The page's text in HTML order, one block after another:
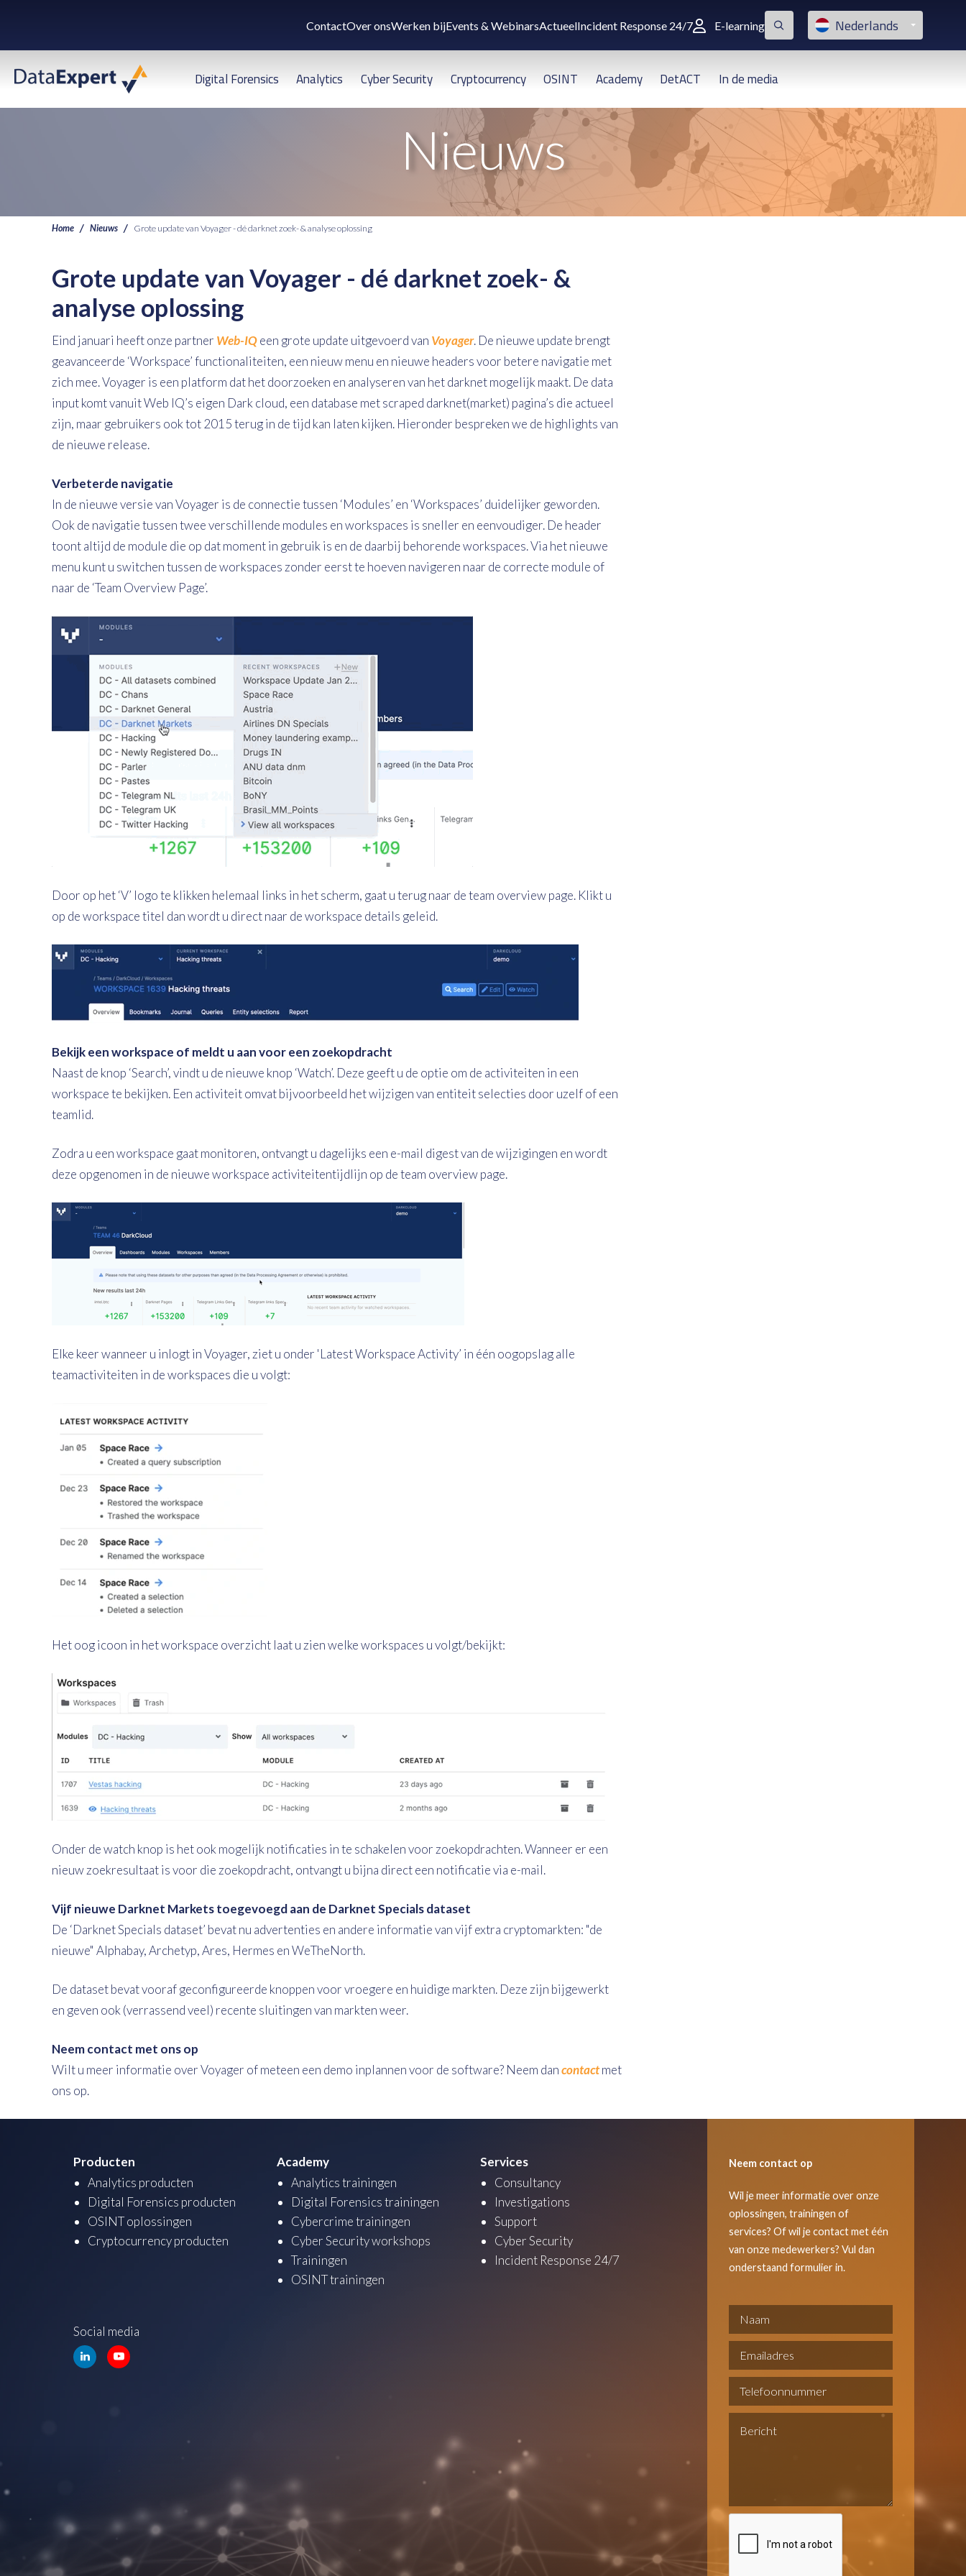
ContactOver onsWerken bijEvents & WebinarsActueelIncident Response 24/7 E-learning Nederlands
Digital Forensics Analytics Cyber Security Cryptocurrency OSINT Academy DetACT In de media
Nieuws
Home Nieuws Grote update van Voyager - dé darknet zoek- & analyse oplossing
Grote update van Voyager - dé darknet zoek- &
analyse oplossing
Eind januari heeft onze partner Web-IQeen grote update uitgevoerd van Voyager. De nieuwe update brengt
geavanceerde ‘Workspace’ functionaliteiten, een nieuw menu en nieuwe headers voor betere navigatie met
zich mee. Voyager is een platform dat het doorzoeken en analyseren van het darknet mogelijk maakt. De data
input komt vanuit Web IQ’s eigen Dark cloud, een database met scraped darknet(market) pagina’s die actueel
zijn, maar gebruikers ook tot 2015 terug in de tijd kan laten kijken. Hieronder bespreken we de highlights van
de nieuwe release.
Verbeterde navigatie
In de nieuwe versie van Voyager is de connectie tussen ‘Modules’ en ‘Workspaces’ duidelijker geworden.
Ook de navigatie tussen twee verschillende modules en workspaces is sneller en eenvoudiger. De header
toont altijd de module die op dat moment in gebruik is en de daarbij behorende workspaces. Via het nieuwe
menu kunt u switchen tussen de workspaces zonder eerst te hoeven navigeren naar de correcte module of
naar de ‘Team Overview Page’.
Door op het ‘V’ logo te klikken helemaal links in het scherm, gaat u terug naar de team overview page. Klikt u
op de workspace titel dan wordt u direct naar de workspace details geleid.
Bekijk een workspace of meldt u aan voor een zoekopdracht
Naast de knop ‘Search’, vindt u de nieuwe knop ‘Watch’. Deze geeft u de optie om de activiteiten in een
workspace te bekijken. Een activiteit omvat bijvoorbeeld het wijzigen van entiteit selecties door uzelf of een
teamlid.
Zodra u een workspace gaat monitoren, ontvangt u dagelijks een e-mail digest van de wijzigingen en wordt
deze opgenomen in de nieuwe workspace activiteitentijdlijn op de team overview page.
Elke keer wanneer u inlogt in Voyager, ziet u onder 'Latest Workspace Activity’ in één oogopslag alle
teamactiviteiten in de workspaces die u volgt:
Het oog icoon in het workspace overzicht laat u zien welke workspaces u volgt/bekijkt:
Onder de watch knop is het ook mogelijk notificaties in te schakelen voor zoekopdrachten. Wanneer er een
nieuw zoekresultaat is voor die zoekopdracht, ontvangt u bijna direct een notificatie via e-mail.
Vijf nieuwe Darknet Markets toegevoegd aan de Darknet Specials dataset
De ‘Darknet Specials dataset’ bevat nu advertenties en andere informatie van vijf extra cryptomarkten: "de
nieuwe" Alphabay, Archetyp, Ares, Hermes en WeTheNorth.
De dataset bevat vooraf geconfigureerde knoppen voor vroegere en huidige markten. Deze zijn bijgewerkt
en geven ook (verrassend veel) recente sluitingen van markten weer.
Neem contact met ons op
Wilt u meer informatie over Voyager of meteen een demo inplannen voor de software? Neem dancontactmet
ons op.
Producten
Analytics producten
Digital Forensics producten
OSINT oplossingen
Cryptocurrency producten
Academy
Analytics trainingen
Digital Forensics trainingen
Cybercrime trainingen
Cyber Security workshops
Trainingen
OSINT trainingen
Services
Consultancy
Investigations
Support
Cyber Security
Incident Response 24/7
Social media
Neem contact op
Wil je meer informatie over onze
oplossingen, trainingen of
services? Of wil je contact met één
van onze medewerkers? Vul dan
onderstaand formulier in.